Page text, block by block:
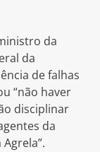
da
da
de falhas
“não haver
disciplinar
da